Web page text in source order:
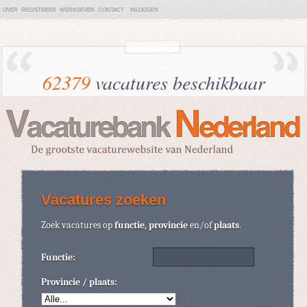
OVER REGISTREER WERKGEVER CONTACT INLOGGEN
62379vacatures beschikbaar
Vacatures zoeken
Zoek vacatures opfunctie,provincieen/ofplaats.
Functie:
Provincie / plaats: